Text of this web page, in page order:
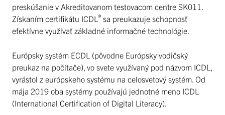
preskúšanie v Akreditovanom testovacom centre SK011.
Získaním certifikátu ICDL ® sa preukazuje schopnosť
efektívne využívať základné informačné technológie.
Európsky systém ECDL (pôvodne Európsky vodičský
preukaz na počítače), vo svete využívaný pod názvom ICDL,
vyrástol z európskeho systému na celosvetový systém. Od
mája 2019 oba systémy používajú jednotné meno ICDL
(International Certification of Digital Literacy).